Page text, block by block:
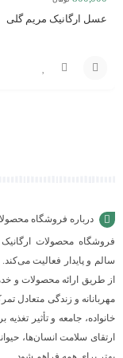
عسل ارگانیک مریم گلی
درباره فروشگاه
فروشگاه محصولات
سالم و پایدار فعالیت
از طریق ارائه محصولات و
مهربانانه و زندگی متعادل
خانواده، جامعه و تأثیر تغذیه
ارتقای سلامت انسان‌ها،